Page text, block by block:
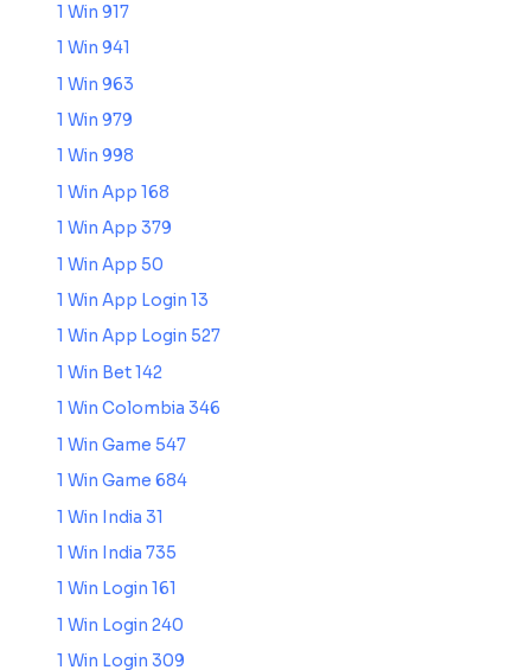
1 Win 917
1 Win 941
1 Win 963
1 Win 979
1 Win 998
1 Win App 168
1 Win App 379
1 Win App 50
1 Win App Login 13
1 Win App Login 527
1 Win Bet 142
1 Win Colombia 346
1 Win Game 547
1 Win Game 684
1 Win India 31
1 Win India 735
1 Win Login 161
1 Win Login 240
1 Win Login 309